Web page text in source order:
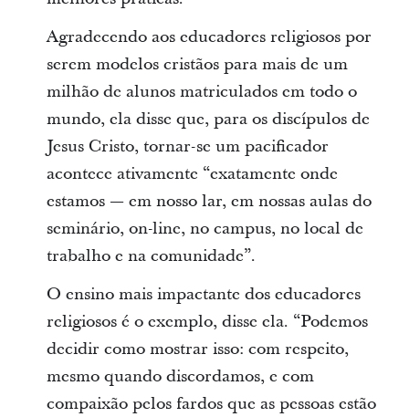
Agradecendo aos educadores religiosos por
serem modelos cristãos para mais de um
milhão de alunos matriculados em todo o
mundo, ela disse que, para os discípulos de
Jesus Cristo, tornar-se um pacificador
acontece ativamente “exatamente onde
estamos — em nosso lar, em nossas aulas do
seminário, on-line, no campus, no local de
trabalho e na comunidade”.
O ensino mais impactante dos educadores
religiosos é o exemplo, disse ela. “Podemos
decidir como mostrar isso: com respeito,
mesmo quando discordamos, e com
compaixão pelos fardos que as pessoas estão